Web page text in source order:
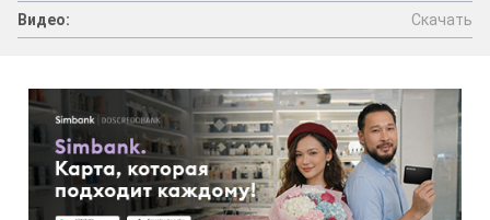
Видео: Скачать